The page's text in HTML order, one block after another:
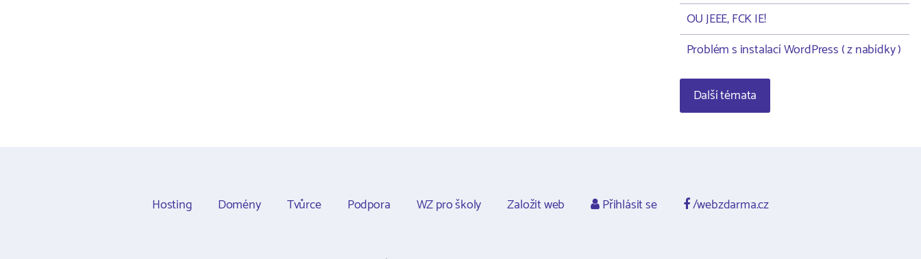
OU JEEE, FCK IE!
Problém s instalací WordPress ( z nabídky )
Další témata
Hosting Domény Tvůrce Podpora WZ pro školy Založit web Přihlásit se /webzdarma.cz